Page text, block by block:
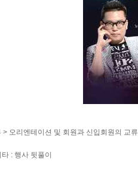
> 오리엔테이션 및 회원과 신입회원의 교류
: 행사 뒷풀이